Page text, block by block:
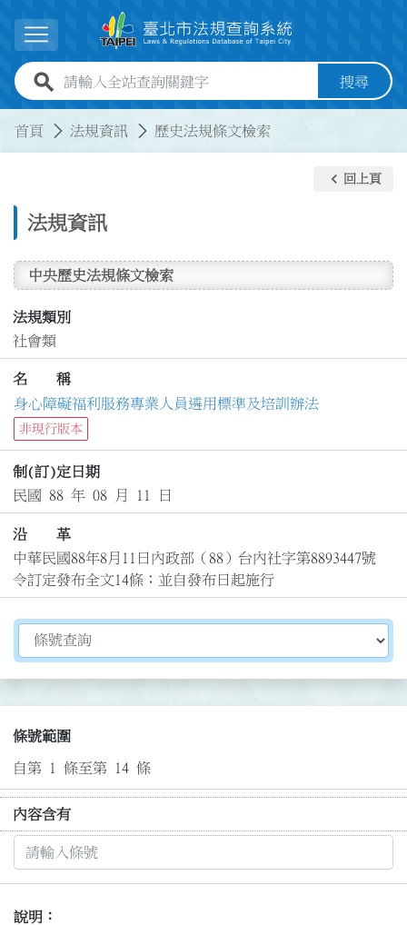
展開選單
全站查詢關鍵字欄位 搜尋
首頁 法規資訊 歷史法規條文檢索
法規資訊
keyboard_arrow_left 回上頁
中央歷史法規條文檢索
法規類別
社會類
名 稱
身心障礙福利服務專業人員遴用標準及培訓辦法
非現行版本
制(訂)定日期
民國 88 年 08 月 11 日
沿 革
中華民國88年8月11日內政部（88）台內社字第8893447號
令訂定發布全文14條；並自發布日起施行
切換選擇法規資訊內容
條號範圍
自第 1 條至第 14 條
內容含有
說明：